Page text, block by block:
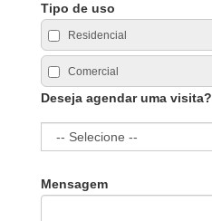
Tipo de uso
Residencial
Comercial
Deseja agendar uma visita?
Mensagem